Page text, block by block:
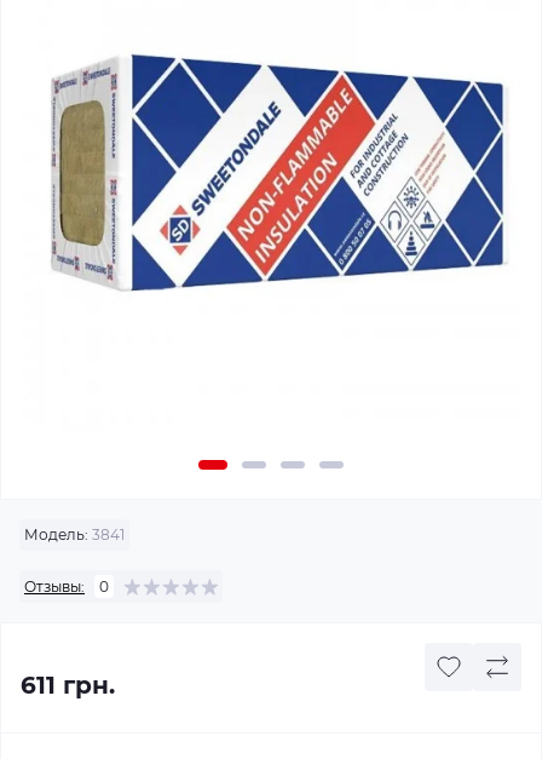
Модель: 3841
Отзывы: 0
611 грн.